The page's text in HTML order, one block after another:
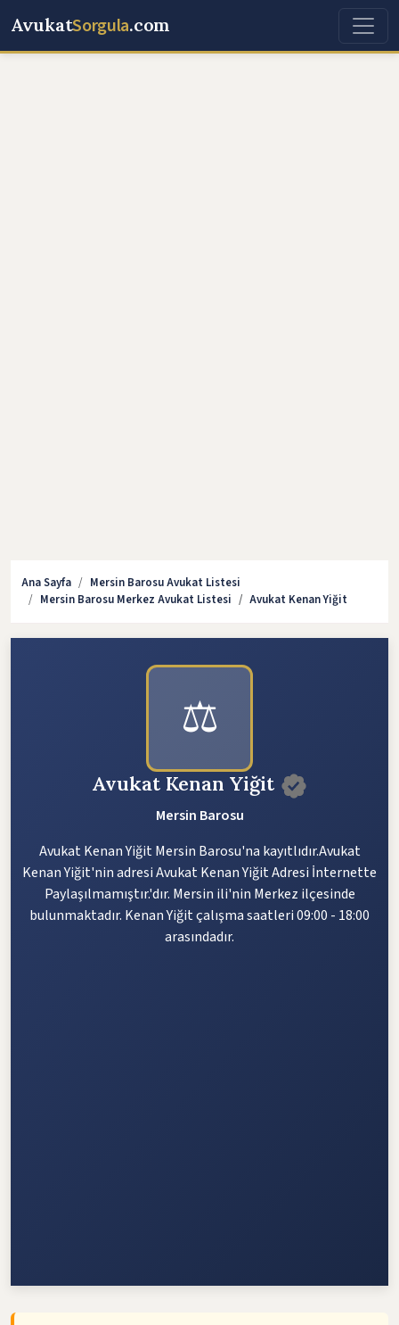
AvukatSorgula.com
Ana Sayfa
Mersin Barosu Avukat Listesi
Mersin Barosu Merkez Avukat Listesi
Avukat Kenan Yiğit
⚖️
Avukat Kenan Yiğit
Mersin Barosu
Avukat Kenan Yiğit Mersin Barosu'na kayıtlıdır.Avukat
Kenan Yiğit'nin adresi Avukat Kenan Yiğit Adresi İnternette
Paylaşılmamıştır.'dır. Mersin ili'nin Merkez ilçesinde
bulunmaktadır. Kenan Yiğit çalışma saatleri 09:00 - 18:00
arasındadır.